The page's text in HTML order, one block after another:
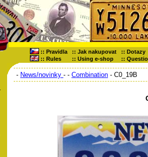
:: Pravidla :: Jak nakupovat :: Dotazy
:: Rules :: Using e-shop ::
- News/novinky - - Combination - C0_19B